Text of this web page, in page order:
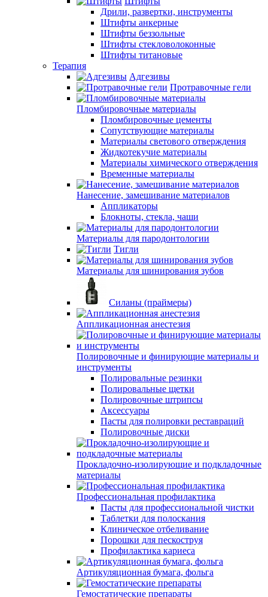
Дрили, развертки, инструменты
Штифты анкерные
Штифты беззольные
Штифты стекловолоконные
Штифты титановые
Терапия
Адгезивы
Протравочные гели
Пломбировочные материалы
Пломбировочные цементы
Сопутствующие материалы
Материалы светового отверждения
Жидкотекучие материалы
Материалы химического отверждения
Временные материалы
Нанесение, замешивание материалов
Аппликаторы
Блокноты, стекла, чаши
Материалы для пародонтологии
Тигли
Материалы для шинирования зубов
Силаны (праймеры)
Аппликационная анестезия
Полировочные и финирующие материалы и
инструменты
Полировальные резинки
Полировальные щетки
Полировочные штрипсы
Аксессуары
Пасты для полировки реставраций
Полировочные диски
Прокладочно-изолирующие и подкладочные
материалы
Профессиональная профилактика
Пасты для профессиональной чистки
Таблетки для полоскания
Клиническое отбеливание
Порошки для пескоструя
Профилактика кариеса
Артикуляционная бумага, фольга
Гемостатические препараты